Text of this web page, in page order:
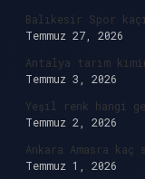
Balıkesir Spor
Temmuz 27, 2026
Antalya tarım
Temmuz 3, 2026
Yeşil renk hangi
Temmuz 2, 2026
Ankara Amasra
Temmuz 1, 2026